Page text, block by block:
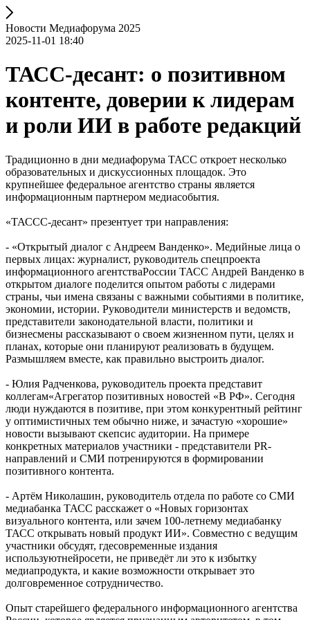
Новости Медиафорума 2025
2025-11-01 18:40
ТАСС-десант: о позитивном
контенте, доверии к лидерам
и роли ИИ в работе редакций
Традиционно в дни медиафорума ТАСС откроет несколько
образовательных и дискуссионных площадок. Это
крупнейшее федеральное агентство страны является
информационным партнером медиасобытия.
«ТАССС-десант» презентует три направления:
- «Открытый диалог с Андреем Ванденко». Медийные лица о
первых лицах: журналист, руководитель спецпроекта
информационного агентстваРоссии ТАСС Андрей Ванденко в
открытом диалоге поделится опытом работы с лидерами
страны, чьи имена связаны с важными событиями в политике,
экономии, истории. Руководители министерств и ведомств,
представители законодательной власти, политики и
бизнесмены рассказывают о своем жизненном пути, целях и
планах, которые они планируют реализовать в будущем.
Размышляем вместе, как правильно выстроить диалог.
- Юлия Радченкова, руководитель проекта представит
коллегам«Агрегатор позитивных новостей «В РФ». Сегодня
люди нуждаются в позитиве, при этом конкурентный рейтинг
у оптимистичных тем обычно ниже, и зачастую «хорошие»
новости вызывают скепсис аудитории. На примере
конкретных материалов участники - представители PR-
направлений и СМИ потренируются в формировании
позитивного контента.
- Артём Николашин, руководитель отдела по работе со СМИ
медиабанка ТАСС расскажет о «Новых горизонтах
визуального контента, или зачем 100-летнему медиабанку
ТАСС открывать новый продукт ИИ». Совместно с ведущим
участники обсудят, гдесовременные издания
используютнейросети, не приведёт ли это к избытку
медиапродукта, и какие возможности открывает это
долговременное сотрудничество.
Опыт старейшего федерального информационного агентства